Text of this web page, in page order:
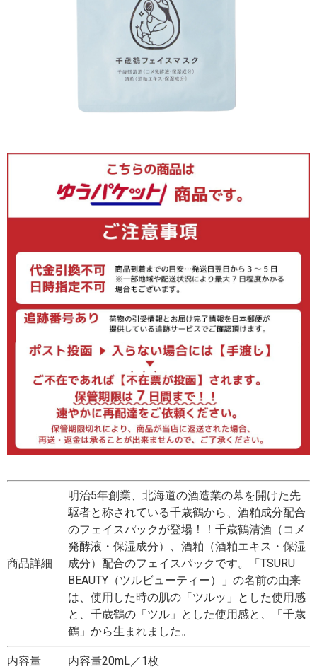
商品詳細
明治5年創業、北海道の酒造業の幕を開けた先
駆者と称されている千歳鶴から、酒粕成分配合
のフェイスパックが登場！！千歳鶴清酒（コメ
発酵液・保湿成分）、酒粕（酒粕エキス・保湿
成分）配合のフェイスパックです。「TSURU
BEAUTY（ツルビューティー）」の名前の由来
は、使用した時の肌の「ツルッ」とした使用感
と、千歳鶴の「ツル」とした使用感と、「千歳
鶴」から生まれました。
内容量 内容量20mL／1枚